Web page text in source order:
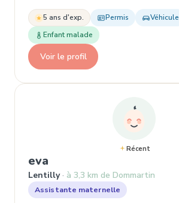
5 ans d'exp. Permis Véhicule
Enfant malade
Voir le profil
Récent
eva
Lentilly à 3,3 km de Dommartin
Assistante maternelle